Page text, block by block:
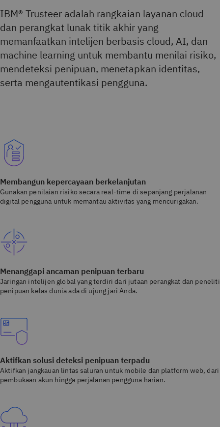
IBM® Trusteer adalah rangkaian layanan cloud
dan perangkat lunak titik akhir yang
memanfaatkan intelijen berbasis cloud, AI, dan
machine learning untuk membantu menilai risiko,
mendeteksi penipuan, menetapkan identitas,
serta mengautentikasi pengguna.
Membangun kepercayaan berkelanjutan
Gunakan penilaian risiko secara real-time di sepanjang perjalanan
digital pengguna untuk memantau aktivitas yang mencurigakan.
Menanggapi ancaman penipuan terbaru
Jaringan intelijen global yang terdiri dari jutaan perangkat dan peneliti
penipuan kelas dunia ada di ujung jari Anda.
Aktifkan solusi deteksi penipuan terpadu
Aktifkan jangkauan lintas saluran untuk mobile dan platform web, dari
pembukaan akun hingga perjalanan pengguna harian.